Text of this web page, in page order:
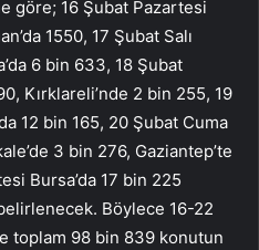
göre; 16 Şubat Pazartesi
1550, 17 Şubat Salı
6 bin 633, 18 Şubat
Kırklareli’nde 2 bin 255, 19
12 bin 165, 20 Şubat Cuma
3 bin 276, Gaziantep’te
Bursa’da 17 bin 225
Böylece 16-22
toplam 98 bin 839 konutun